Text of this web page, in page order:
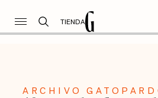
TIENDA
ARCHIVO